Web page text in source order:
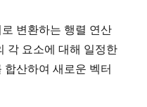
변환하는 행렬 연산
각 요소에 대해 일정한
산하여 새로운 벡터